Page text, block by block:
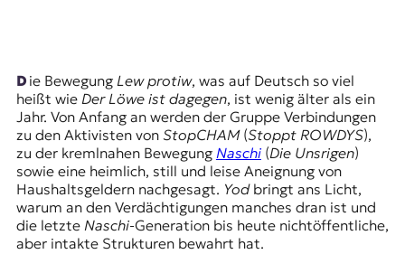
D
E
R
W
i
s
Die Bewegung Lew protiw, was auf Deutsch so viel
heißt wie Der Löwe ist dagegen, ist wenig älter als ein
Jahr. Von Anfang an werden der Gruppe Verbindungen
zu den Aktivisten von StopCHAM(Stoppt ROWDYS),
zu der kremlnahen Bewegung Naschi(Die Unsrigen)
sowie eine heimlich, still und leise Aneignung von
Haushaltsgeldern nachgesagt. Yodbringt ans Licht,
warum an den Verdächtigungen manches dran ist und
die letzte Naschi-Generation bis heute nichtöffentliche,
aber intakte Strukturen bewahrt hat.